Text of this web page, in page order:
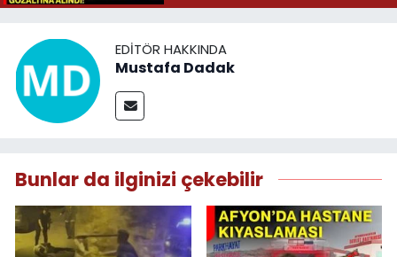
EDITÖR HAKKINDA
Mustafa Dadak
Bunlar da ilginizi çekebilir